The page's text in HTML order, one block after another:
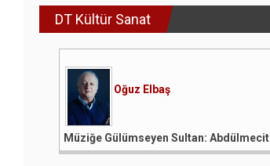
DT Kültür Sanat
Oğuz Elbaş
Müziğe Gülümseyen Sultan: Abdülmecit